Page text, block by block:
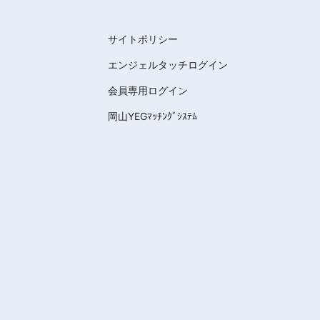
サイトポリシー
エンジェルタッチログイン
会員専用ログイン
岡山YEGﾏｯﾁﾝｸﾞｼｽﾃﾑ